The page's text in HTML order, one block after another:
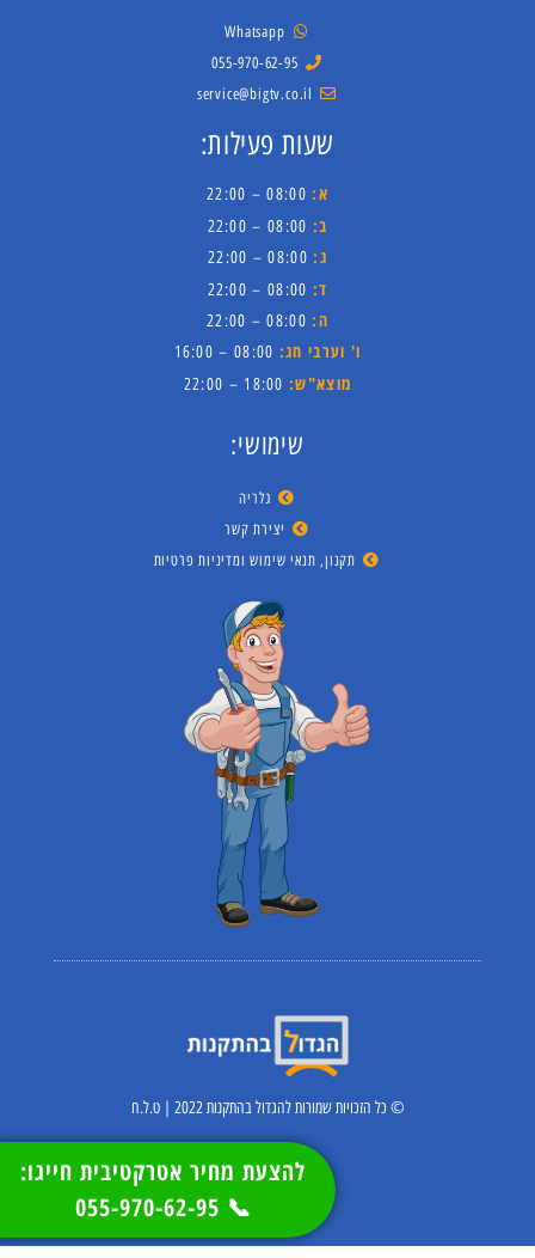
Whatsapp
055-970-62-95
service@bigtv.co.il
שעות פעילות:
א:08:00 – 22:00
ב:
ג:08:00 – 22:00
ד:
ה:08:00 – 22:00
ו' וערבי חג:
מוצא"ש:18:00 – 22:00
שימושי:
גלריה
יצירת קשר
תקנון, תנאי שימוש ומדיניות פרטיות
להצעת מחיר אטרקטיבית חייגו:
📞 055-970-62-95
© כל הזכויות שמורות להגדול בהתקנות 2022 | ט.ל.ח